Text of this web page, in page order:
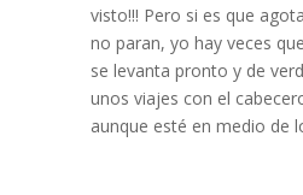
visto!!! Pero si es que
no paran, yo hay veces
se levanta pronto y de
unos viajes con el
aunque esté en medio de